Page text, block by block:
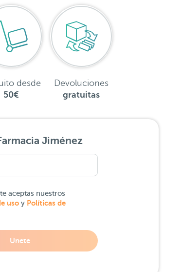
desde
50€
Devoluciones
gratuitas
Jiménez
aceptas nuestros
uso y Políticas de
Unete